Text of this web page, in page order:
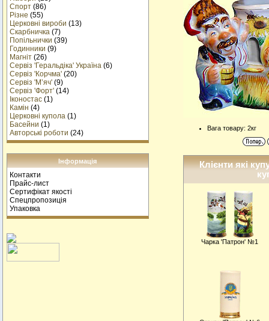
Спорт (86)
Різне (55)
Церковні вироби (13)
Cкарбничка (7)
Попільнички (39)
Годинники (9)
Магніт (26)
Сервіз 'Геральдіка' Україна (6)
Сервіз 'Корчма' (20)
Сервіз 'М’яч' (9)
Сервіз 'Форт' (14)
Іконостас (1)
Камін (4)
Церковні купола (1)
Басейни (1)
Авторські роботи (24)
Інформація
Контакти
Прайс-лист
Сертифікат якості
Спецпропозиція
Упаковка
Вага товару: 2кг
Клієнти які
Чарка 'Патрон' №1